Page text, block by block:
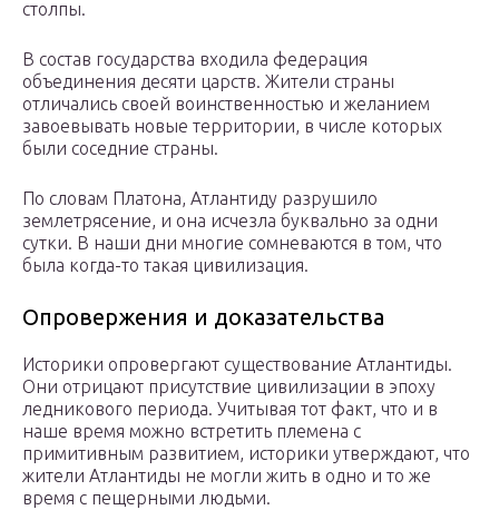
столпы.
В состав государства входила федерация
объединения десяти царств. Жители страны
отличались своей воинственностью и желанием
завоевывать новые территории, в числе которых
были соседние страны.
По словам Платона, Атлантиду разрушило
землетрясение, и она исчезла буквально за одни
сутки. В наши дни многие сомневаются в том, что
была когда-то такая цивилизация.
Опровержения и доказательства
Историки опровергают существование Атлантиды.
Они отрицают присутствие цивилизации в эпоху
ледникового периода. Учитывая тот факт, что и в
наше время можно встретить племена с
примитивным развитием, историки утверждают, что
жители Атлантиды не могли жить в одно и то же
время с пещерными людьми.